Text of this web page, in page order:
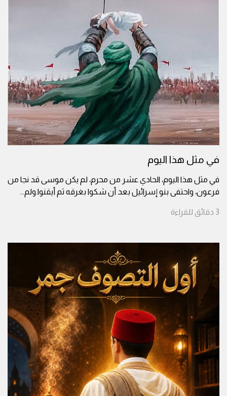
في مثل هذا اليوم
في مثل هذا اليوم، الحادي عشر من محرم، لم يكن موسى قد نجا من
فرعون، واحتفى بنو إسرائيل بعد أن شكوا بغرقه ثم أيقنوا.ولم...
3 دقائق للقراءة